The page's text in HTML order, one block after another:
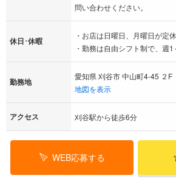
問い合わせください。
休日･休暇
・お店は日曜日、月曜日が定
・勤務は自由シフト制で、週
勤務地
愛知県 刈谷市 中山町4-45 ２F
地図を表示
アクセス 刈谷駅から徒歩6分
WEB応募する